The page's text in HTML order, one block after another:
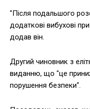
"Після подальшого
додаткові вибухові
додав він.
Другий чиновник з
виданню, що "це
порушення безпеки".